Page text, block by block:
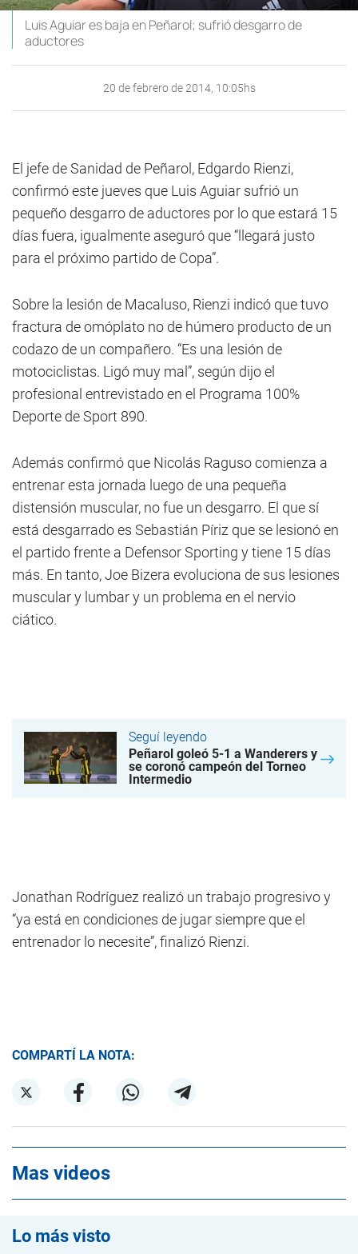
Luis Aguiar es baja en Peñarol; sufrió desgarro de
aductores
20 de febrero de 2014, 10:05hs
El jefe de Sanidad de Peñarol, Edgardo Rienzi,
confirmó este jueves que Luis Aguiar sufrió un
pequeño desgarro de aductores por lo que estará 15
días fuera, igualmente aseguró que “llegará justo
para el próximo partido de Copa”.
Sobre la lesión de Macaluso, Rienzi indicó que tuvo
fractura de omóplato no de húmero producto de un
codazo de un compañero. “Es una lesión de
motociclistas. Ligó muy mal”, según dijo el
profesional entrevistado en el Programa 100%
Deporte de Sport 890.
Además confirmó que Nicolás Raguso comienza a
entrenar esta jornada luego de una pequeña
distensión muscular, no fue un desgarro. El que sí
está desgarrado es Sebastián Píriz que se lesionó en
el partido frente a Defensor Sporting y tiene 15 días
más. En tanto, Joe Bizera evoluciona de sus lesiones
muscular y lumbar y un problema en el nervio
ciático.
Seguí leyendo
Peñarol goleó 5-1 a Wanderers y
se coronó campeón del Torneo
Intermedio
Jonathan Rodríguez realizó un trabajo progresivo y
“ya está en condiciones de jugar siempre que el
entrenador lo necesite”, finalizó Rienzi.
COMPARTÍ LA NOTA:
Mas videos
Lo más visto